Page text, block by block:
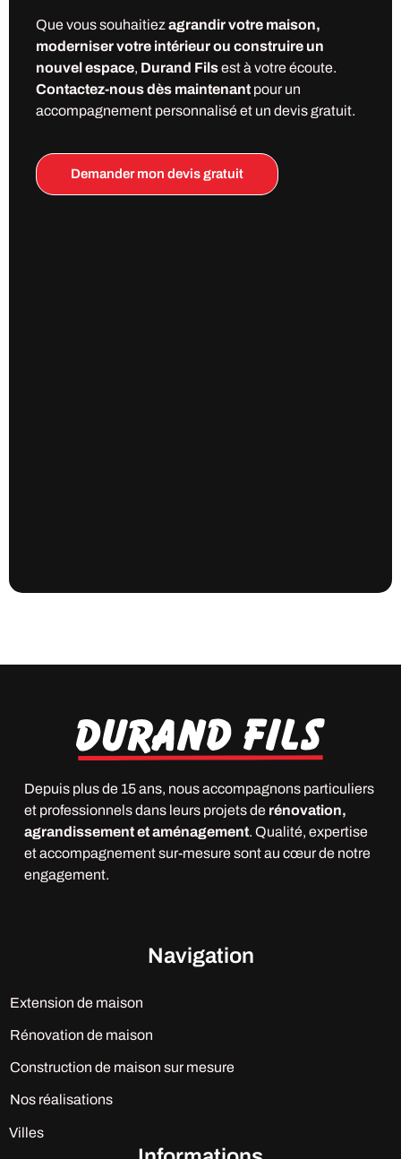
Que vous souhaitiez agrandir votre maison,
moderniser votre intérieur ou construire un
nouvel espace, Durand Filsest à votre écoute.
Contactez-nous dès maintenant pour un
accompagnement personnalisé et un devis gratuit.
Demander mon devis gratuit
Depuis plus de 15 ans, nous accompagnons particuliers
et professionnels dans leurs projets de rénovation,
agrandissement et aménagement. Qualité, expertise
et accompagnement sur-mesure sont au cœur de notre
engagement.
Navigation
Extension de maison
Rénovation de maison
Construction de maison sur mesure
Nos réalisations
Villes